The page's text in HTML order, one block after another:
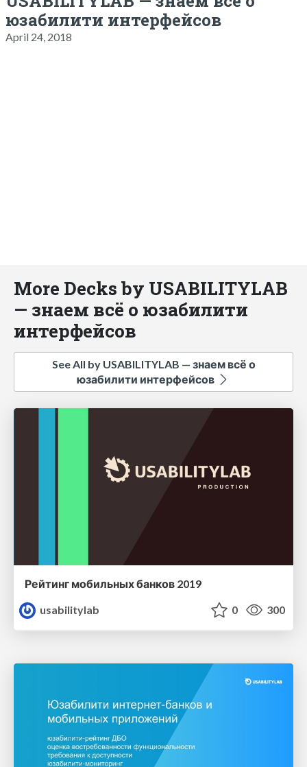
юзабилити интерфейсов
April 24, 2018
More Decks by USABILITYLAB
— знаем всё о юзабилити
интерфейсов
See All by USABILITYLAB — знаем всё о
юзабилити интерфейсов
Рейтинг мобильных банков 2019
usabilitylab
0 300